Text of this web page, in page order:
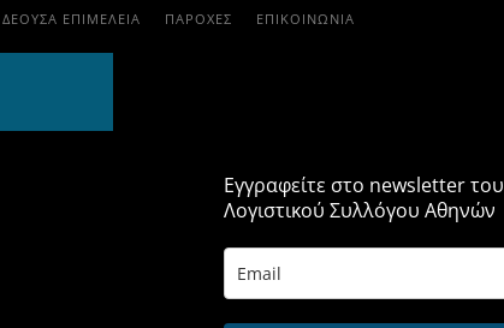
ΔΕΟΥΣΑ ΕΠΙΜΕΛΕΙΑ ΠΑΡΟΧΈΣ ΕΠΙΚΟΙΝΩΝΊΑ
Εγγραφείτε στο newsletter του
Λογιστικού Συλλόγου Αθηνών